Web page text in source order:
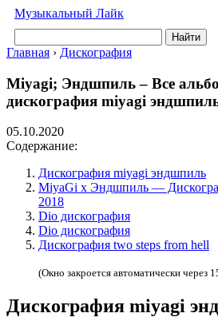
Музыкальный Лайк
Найти
Главная › Дискография
Miyagi; Эндшпиль – Все
дискография miyagi
05.10.2020
Содержание:
Дискография miyagi эндшпиль
MiyaGi x Эндшпиль —
2018
Dio дискография
Dio дискография
Дискография two steps from hell
(Окно закроется автоматически через
Дискография miyagi